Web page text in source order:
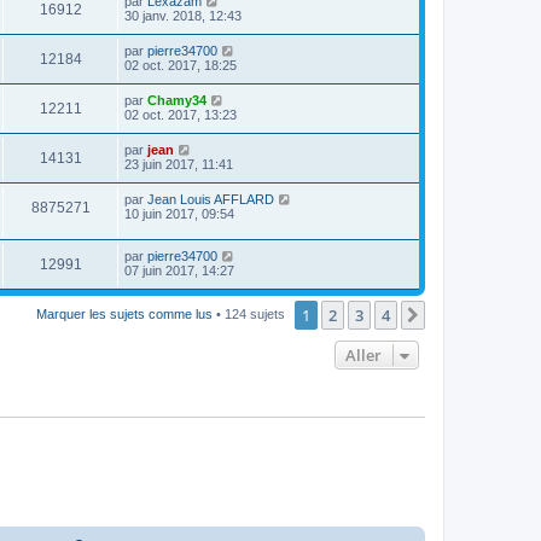
16912
30 janv. 2018, 12:43
12184 par pierre34700
02 oct. 2017, 18:25
12211 par Chamy34
02 oct. 2017, 13:23
14131 par jean
23 juin 2017, 11:41
8875271 par Jean Louis AFFLARD
10 juin 2017, 09:54
12991 par pierre34700
07 juin 2017, 14:27
Marquer les sujets comme lus • 124 sujets 1 2 3 4
Aller